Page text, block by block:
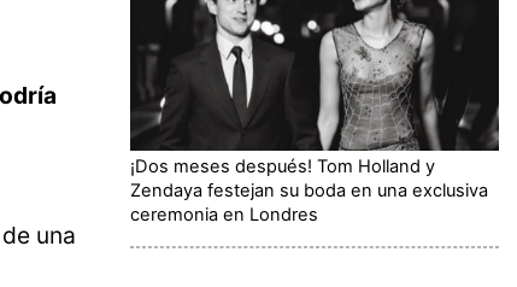
una
¡Dos meses después! Tom Holland y
Zendaya festejan su boda en una exclusiva
ceremonia en Londres